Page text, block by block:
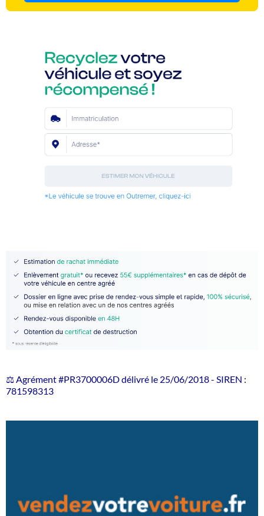
⚖️ Agrément #PR3700006D délivré le 25/06/2018 - SIREN :
781598313